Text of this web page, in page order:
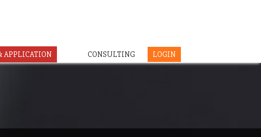
APPLICATION CONSULTING LOGIN